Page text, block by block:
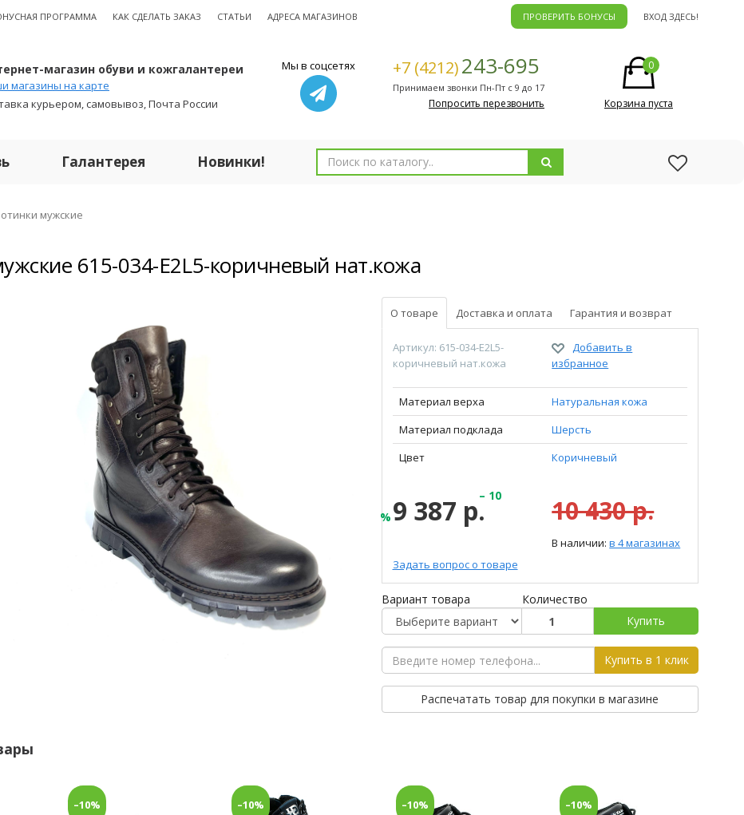
ПРОГРАММА КАК СДЕЛАТЬ ЗАКАЗ СТАТЬИ АДРЕСА МАГАЗИНОВ ПРОВЕРИТЬ БОНУСЫ ВХОД ЗДЕСЬ!
магазин обуви и кожгалантереи
магазины на карте
курьером, самовывоз, Почта России
Мы в соцсетях +7 (4212)243-695
Принимаем звонки Пн-Пт с 9 до 17
Попросить перезвонить
0
Корзина пуста
Галантерея Новинки!
мужские
615-034-E2L5-коричневый нат.кожа
О товаре Доставка и оплата Гарантия и возврат
Артикул: 615-034-E2L5-
коричневый нат.кожа
Добавить в
избранное
Материал верха
Натуральная кожа
Материал подклада
Шерсть
Цвет
Коричневый
9 387 р.– 10
%
Задать вопрос о товаре
10 430 р.
В наличии:в 4 магазинах
Вариант товара
Количество
Купить
Купить в 1 клик
Распечатать товар для покупки в магазине
–10% –10% –10% –10%